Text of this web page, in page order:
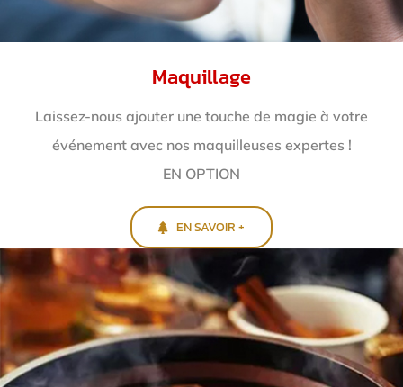
Maquillage
Laissez-nous ajouter une touche de magie à votre
événement avec nos maquilleuses expertes !
EN OPTION
EN SAVOIR +